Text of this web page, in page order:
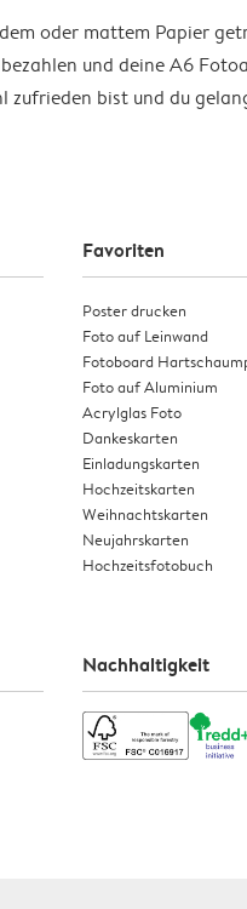
oder mattem Papier
und deine A6
zufrieden bist und du
Favoriten
Poster drucken
Foto auf Leinwand
Fotoboard
Foto auf Aluminium
Acrylglas Foto
Dankeskarten
Einladungskarten
Hochzeitskarten
Weihnachtskarten
Neujahrskarten
Hochzeitsfotobuch
Nachhaltigkeit